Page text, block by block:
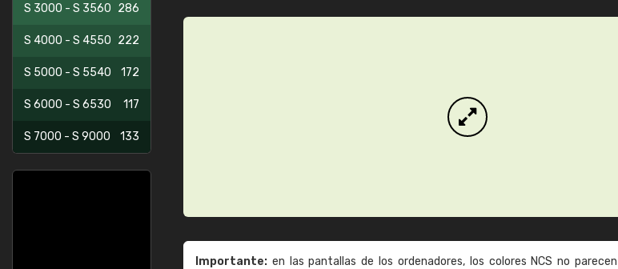
S 3000 - S 3560 286
S 4000 - S 4550 222
S 5000 - S 5540 172
S 6000 - S 6530 117
S 7000 - S 9000 133
Importante: en las pantallas de los ordenadores, los colores NCS no parecen